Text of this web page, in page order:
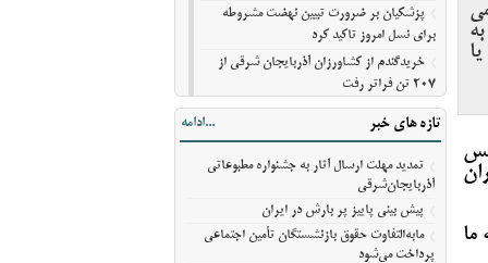
ما
پزشکیان بر ضرورت تبیین نهضت مشروطه
برای نسل امروز تاکید کرد
خریدگندم از کشاورزان آذربایجان شرقی از
207 تن فراتر رفت
برندهای ریس ،‌نوقا و رشته ختایی تبریز در
مسیر ثبت ملی
خروج بیش از ۳ میلیون و ۲۷۰ هزار زائر از
مرزهای اربعینی
تهران کوتاه نیامد، واشنگتن عقب نشست؛
روایت نیویورک‌تایمز از فرسایش گزینه‌های
آمریکا
تازه های خبر ...ادامه
تمدید مهلت ارسال آثار به جشنواره مطبوعاتی
آذربایجان‌شرقی
پیش‌ بینی پاییز پر بارش در ایران
مابه‌التفاوت حقوق بازنشستگان تأمین اجتماعی
پرداخت می‌شود